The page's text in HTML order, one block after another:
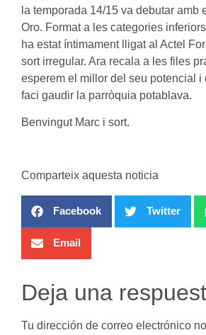
la temporada 14/15 va debutar amb
Oro. Format a les categories
ha estat íntimament lligat al Actel
sort irregular. Ara recala a les files
esperem el millor del seu potencial i
faci gaudir la parròquia potablava.
Benvingut Marc i sort.
Comparteix aquesta noticia
Facebook Twitter
Email
Deja una
Tu dirección de correo electrónico